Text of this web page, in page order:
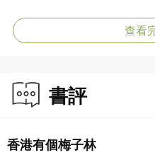
大學主修公共行政及城市規劃；前記
間文化研究是其一專項，歷年策劃和
大學主修比較文學，曾於報館任職；
員，經常同時統籌及梳理多個研究項目。
任明顥
查看
書評
香港有個梅子林